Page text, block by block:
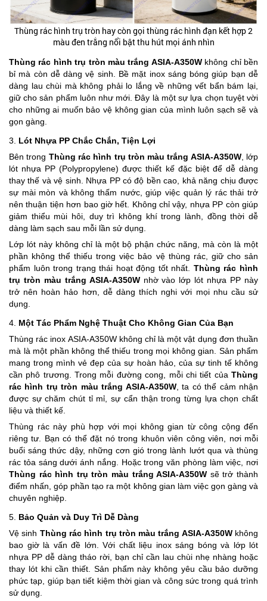
Thùng rác hình trụ tròn hay còn gọi thùng rác hình đạn kết hợp 2
màu đen trắng nổi bật thu hút mọi ánh nhìn
Thùng rác hình trụ tròn màu trắng ASIA-A350Wkhông chỉ bền
bỉ mà còn dễ dàng vệ sinh. Bề mặt inox sáng bóng giúp bạn dễ
dàng lau chùi mà không phải lo lắng về những vết bẩn bám lại,
giữ cho sản phẩm luôn như mới. Đây là một sự lựa chọn tuyệt vời
cho những ai muốn bảo vệ không gian của mình luôn sạch sẽ và
gọn gàng.
3. Lót Nhựa PP Chắc Chắn, Tiện Lợi
Bên trong Thùng rác hình trụ tròn màu trắng ASIA-A350W, lớp
lót nhựa PP (Polypropylene) được thiết kế đặc biệt để dễ dàng
thay thế và vệ sinh. Nhựa PP có độ bền cao, khả năng chịu được
sự mài mòn và không thấm nước, giúp việc quản lý rác thải trở
nên thuận tiện hơn bao giờ hết. Không chỉ vậy, nhựa PP còn giúp
giảm thiểu mùi hôi, duy trì không khí trong lành, đồng thời dễ
dàng làm sạch sau mỗi lần sử dụng.
Lớp lót này không chỉ là một bộ phận chức năng, mà còn là một
phần không thể thiếu trong việc bảo vệ thùng rác, giữ cho sản
phẩm luôn trong trạng thái hoạt động tốt nhất. Thùng rác hình
trụ tròn màu trắng ASIA-A350Wnhờ vào lớp lót nhựa PP này
trở nên hoàn hảo hơn, dễ dàng thích nghi với mọi nhu cầu sử
dụng.
4. Một Tác Phẩm Nghệ Thuật Cho Không Gian Của Bạn
Thùng rác inox ASIA-A350W không chỉ là một vật dụng đơn thuần
mà là một phần không thể thiếu trong mọi không gian. Sản phẩm
mang trong mình vẻ đẹp của sự hoàn hảo, của sự tinh tế không
cần phô trương. Trong mỗi đường cong, mỗi chi tiết của Thùng
rác hình trụ tròn màu trắng ASIA-A350W, ta có thể cảm nhận
được sự chăm chút tỉ mỉ, sự cẩn thận trong từng lựa chọn chất
liệu và thiết kế.
Thùng rác này phù hợp với mọi không gian từ công cộng đến
riêng tư. Bạn có thể đặt nó trong khuôn viên công viên, nơi mỗi
buổi sáng thức dậy, những cơn gió trong lành lướt qua và thùng
rác tỏa sáng dưới ánh nắng. Hoặc trong văn phòng làm việc, nơi
Thùng rác hình trụ tròn màu trắng ASIA-A350W sẽ trở thành
điểm nhấn, góp phần tạo ra một không gian làm việc gọn gàng và
chuyên nghiệp.
5. Bảo Quản và Duy Trì Dễ Dàng
Vệ sinh Thùng rác hình trụ tròn màu trắng ASIA-A350Wkhông
bao giờ là vấn đề lớn. Với chất liệu inox sáng bóng và lớp lót
nhựa PP dễ dàng tháo rời, bạn chỉ cần lau chùi nhẹ nhàng hoặc
thay lót khi cần thiết. Sản phẩm này không yêu cầu bảo dưỡng
phức tạp, giúp bạn tiết kiệm thời gian và công sức trong quá trình
sử dụng.